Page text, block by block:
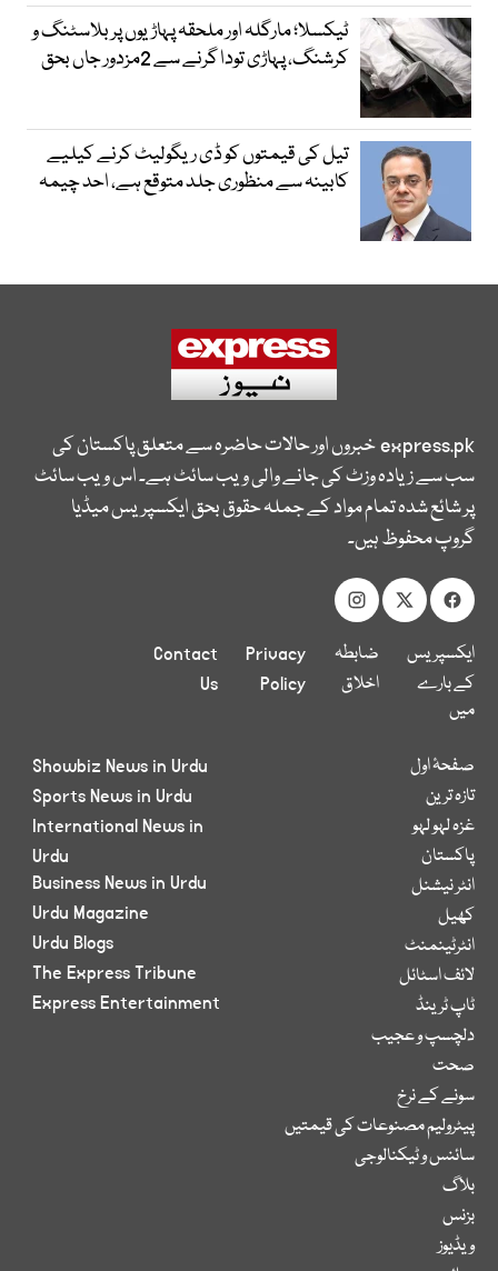
ٹیکسلا؛ مارگلہ اور ملحقہ پہاڑیوں پر بلاسٹنگ و
کرشنگ، پہاڑی تودا گرنے سے 2مزدور جاں بحق
تیل کی قیمتوں کو ڈی ریگولیٹ کرنے کیلیے
کابینہ سے منظوری جلد متوقع ہے، احد چیمہ
express.pkخبروں اور حالات حاضرہ سے متعلق پاکستان کی
سب سے زیادہ وزٹ کی جانے والی ویب سائٹ ہے۔ اس ویب سائٹ
پر شائع شدہ تمام مواد کے جملہ حقوق بحق ایکسپریس میڈیا
گروپ محفوظ ہیں۔
ایکسپریس
کے بارے
میں
ضابطہ
اخلاق
Privacy
Policy
Contact
Us
صفحۂ اول
تازہ ترین
غزہ لہو لہو
پاکستان
انٹر نیشنل
کھیل
انٹرٹینمنٹ
لائف اسٹائل
ٹاپ ٹرینڈ
دلچسپ و عجیب
صحت
سونے کے نرخ
پیٹرولیم مصنوعات کی قیمتیں
سائنس و ٹیکنالوجی
بلاگ
بزنس
ویڈیوز
Showbiz News in Urdu
Sports News in Urdu
International News in
Urdu
Business News in Urdu
Urdu Magazine
Urdu Blogs
The Express Tribune
Express Entertainment